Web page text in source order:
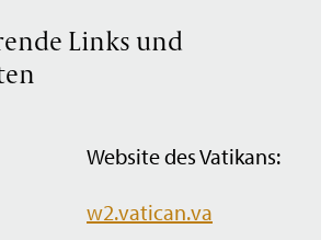
Links und
Website des Vatikans:
w2.vatican.va